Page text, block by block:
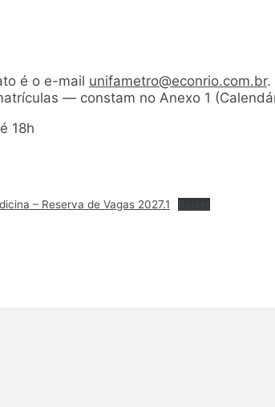
é o e-mail unifametro@econrio.com.br.
— constam no Anexo 1
18h
– Reserva de Vagas 2027.1